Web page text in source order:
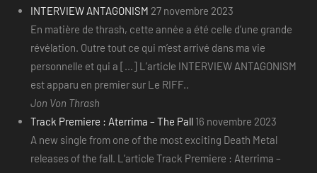
INTERVIEW ANTAGONISM 27 novembre 2023
En matière de thrash, cette année a été celle d’une grande
révélation. Outre tout ce qui m’est arrivé dans ma vie
personnelle et qui a [...] L’article INTERVIEW ANTAGONISM
est apparu en premier sur Le RIFF..
Jon Von Thrash
Track Premiere : Aterrima – The Pall 16 novembre 2023
A new single from one of the most exciting Death Metal
releases of the fall. L’article Track Premiere : Aterrima –